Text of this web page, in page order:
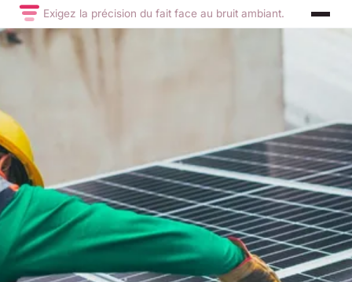
Exigez la précision du fait face au bruit ambiant.